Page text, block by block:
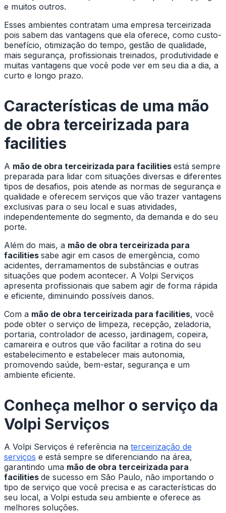
e muitos outros.
Esses ambientes contratam uma empresa terceirizada
pois sabem das vantagens que ela oferece, como custo-
benefício, otimização do tempo, gestão de qualidade,
mais segurança, profissionais treinados, produtividade e
muitas vantagens que você pode ver em seu dia a dia, a
curto e longo prazo.
Características de uma mão
de obra terceirizada para
facilities
A mão de obra terceirizada para facilities está sempre
preparada para lidar com situações diversas e diferentes
tipos de desafios, pois atende as normas de segurança e
qualidade e oferecem serviços que vão trazer vantagens
exclusivas para o seu local e suas atividades,
independentemente do segmento, da demanda e do seu
porte.
Além do mais, a mão de obra terceirizada para
facilities sabe agir em casos de emergência, como
acidentes, derramamentos de substâncias e outras
situações que podem acontecer. A Volpi Serviços
apresenta profissionais que sabem agir de forma rápida
e eficiente, diminuindo possíveis danos.
Com a mão de obra terceirizada para facilities, você
pode obter o serviço de limpeza, recepção, zeladoria,
portaria, controlador de acesso, jardinagem, copeira,
camareira e outros que vão facilitar a rotina do seu
estabelecimento e estabelecer mais autonomia,
promovendo saúde, bem-estar, segurança e um
ambiente eficiente.
Conheça melhor o serviço da
Volpi Serviços
A Volpi Serviços é referência na terceirização de
serviços e está sempre se diferenciando na área,
garantindo uma mão de obra terceirizada para
facilities de sucesso em São Paulo, não importando o
tipo de serviço que você precisa e as características do
seu local, a Volpi estuda seu ambiente e oferece as
melhores soluções.